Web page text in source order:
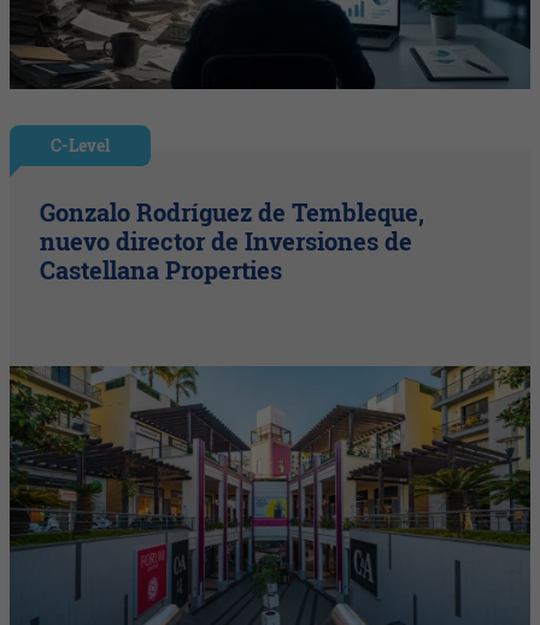
C-Level
Gonzalo Rodríguez de Tembleque,
nuevo director de Inversiones de
Castellana Properties